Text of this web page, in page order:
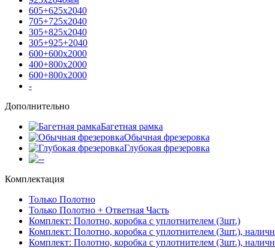
605+625х2040
705+725х2040
305+825х2040
305+925+2040
600+600х2000
400+800х2000
600+800х2000
-
Дополнительно
Багетная рамка
Обычная фрезеровка
Глубокая фрезеровка
-
Комплектация
Только Полотно
Только Полотно + Ответная Часть
Комплект: Полотно, коробка с уплотнителем (3шт.)
Комплект: Полотно, коробка с уплотнителем (3шт.),
Комплект: Полотно, коробка с уплотнителем (3шт.),